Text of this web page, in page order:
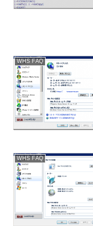
WHS FAQ
WHS FAQ